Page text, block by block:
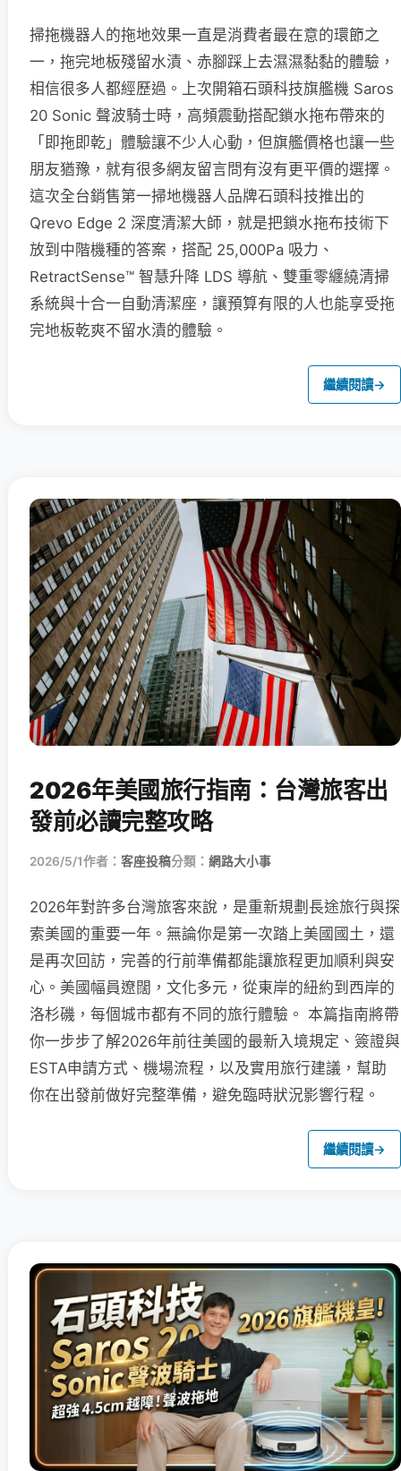
掃拖機器人的拖地效果一直是消費者最在意的環節之
一，拖完地板殘留水漬、赤腳踩上去濕濕黏黏的體驗，
相信很多人都經歷過。上次開箱石頭科技旗艦機 Saros
20 Sonic 聲波騎士時，高頻震動搭配鎖水拖布帶來的
「即拖即乾」體驗讓不少人心動，但旗艦價格也讓一些
朋友猶豫，就有很多網友留言問有沒有更平價的選擇。
這次全台銷售第一掃地機器人品牌石頭科技推出的
Qrevo Edge 2 深度清潔大師，就是把鎖水拖布技術下
放到中階機種的答案，搭配 25,000Pa 吸力、
RetractSense™ 智慧升降 LDS 導航、雙重零纏繞清掃
系統與十合一自動清潔座，讓預算有限的人也能享受拖
完地板乾爽不留水漬的體驗。
繼續閱讀→
2026年美國旅行指南：台灣旅客出
發前必讀完整攻略
2026/5/1作者： 客座投稿分類： 網路大小事
2026年對許多台灣旅客來說，是重新規劃長途旅行與探
索美國的重要一年。無論你是第一次踏上美國國土，還
是再次回訪，完善的行前準備都能讓旅程更加順利與安
心。美國幅員遼闊，文化多元，從東岸的紐約到西岸的
洛杉磯，每個城市都有不同的旅行體驗。 本篇指南將帶
你一步步了解2026年前往美國的最新入境規定、簽證與
ESTA申請方式、機場流程，以及實用旅行建議，幫助
你在出發前做好完整準備，避免臨時狀況影響行程。
繼續閱讀→